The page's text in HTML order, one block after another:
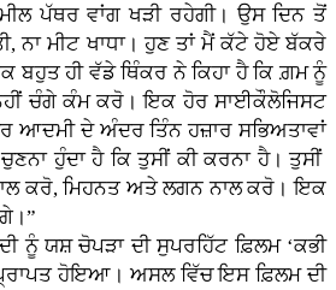
ਪੱਥਰ ਵਾਂਗ ਖੜੀ ਰਹੇਗੀ। ਉਸ ਦਿਨ ਤੋਂ
ਨਾ ਮੀਟ ਖਾਧਾ। ਹੁਣ ਤਾਂ ਮੈਂ ਕੱਟੇ ਹੋਏ ਬੱਕਰੇ
ਬਹੁਤ ਹੀ ਵੱਡੇ ਥਿੰਕਰ ਨੇ ਕਿਹਾ ਹੈ ਕਿ ਗ਼ਮ ਨੂੰ
ਚੰਗੇ ਕੰਮ ਕਰੋ। ਇਕ ਹੋਰ ਸਾਈਕੌਲੋਜਿਸਟ
ਦੇ ਅੰਦਰ ਤਿੰਨ ਹਜ਼ਾਰ ਸਭਿਅਤਾਵਾਂ
ਹੁੰਦਾ ਹੈ ਕਿ ਤੁਸੀਂ ਕੀ ਕਰਨਾ ਹੈ। ਤੁਸੀਂ
ਕਰੋ, ਮਿਹਨਤ ਅਤੇ ਲਗਨ ਨਾਲ ਕਰੋ। ਇਕ
ਯਸ਼ ਚੋਪੜਾ ਦੀ ਸੁਪਰਹਿੱਟ ਫ਼ਿਲਮ ‘ਕਭੀ
ਪ੍ਰਾਪਤ ਹੋਇਆ। ਅਸਲ ਵਿੱਚ ਇਸ ਫ਼ਿਲਮ ਦੀ